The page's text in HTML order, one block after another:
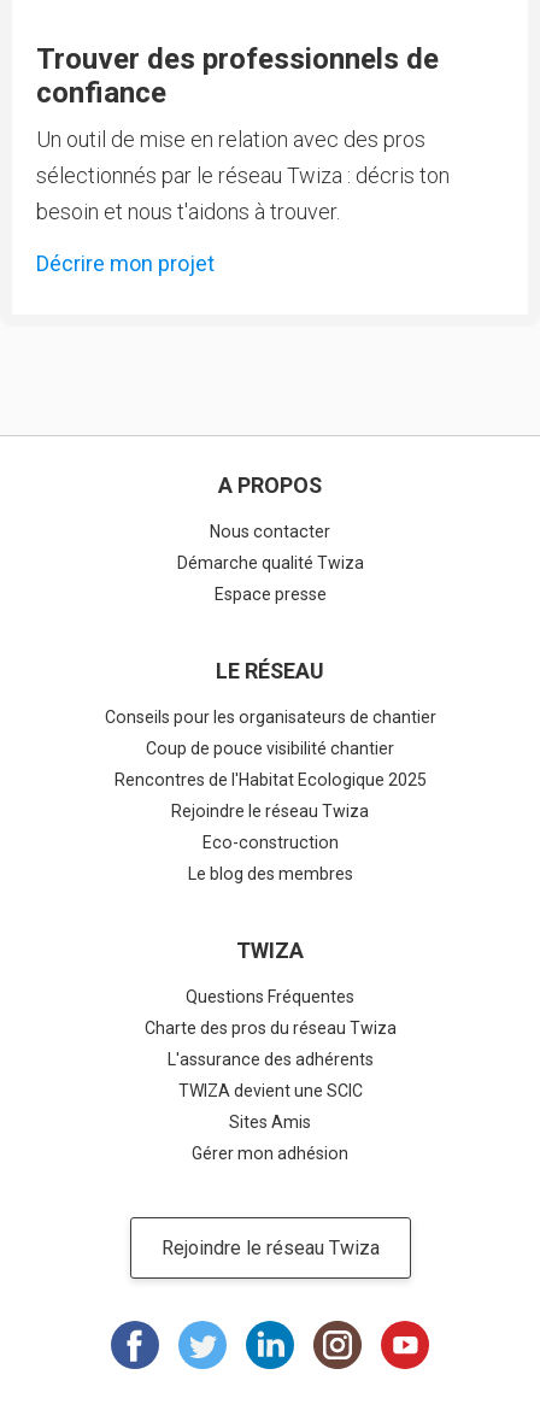
Trouver des professionnels de
confiance
Un outil de mise en relation avec des pros
sélectionnés par le réseau Twiza : décris ton
besoin et nous t'aidons à trouver.
Décrire mon projet
A PROPOS
Nous contacter
Démarche qualité Twiza
Espace presse
LE RÉSEAU
Conseils pour les organisateurs de chantier
Coup de pouce visibilité chantier
Rencontres de l'Habitat Ecologique 2025
Rejoindre le réseau Twiza
Eco-construction
Le blog des membres
TWIZA
Questions Fréquentes
Charte des pros du réseau Twiza
L'assurance des adhérents
TWIZA devient une SCIC
Sites Amis
Gérer mon adhésion
Rejoindre le réseau Twiza